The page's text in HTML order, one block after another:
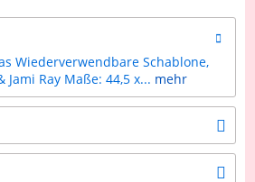
Wiederverwendbare Schablone,
Ray Maße: 44,5 x... mehr